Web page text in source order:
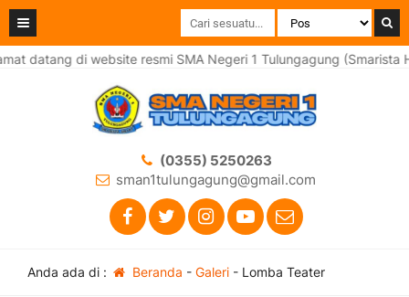
datang di website resmi SMA Negeri 1 Tulungagung (Smarista
(0355) 5250263
sman1tulungagung@gmail.com
Anda ada di : Beranda - Galeri- Lomba Teater